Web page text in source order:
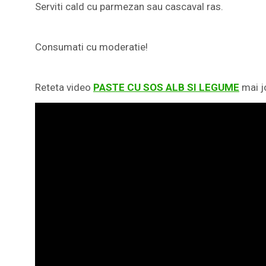
Serviti cald cu parmezan sau cascaval ras.
Consumati cu moderatie!
Reteta video PASTE CU SOS ALB SI LEGUME mai